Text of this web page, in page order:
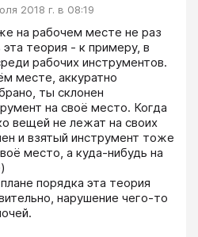
2018 г. в 08:19
на рабочем месте не раз
теория - к примеру, в
рабочих инструментов.
месте, аккуратно
ты склонен
на своё место. Когда
вещей не лежат на своих
и взятый инструмент тоже
место, а куда-нибудь на
порядка эта теория
нарушение чего-то